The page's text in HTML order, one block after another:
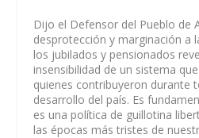
Dijo el Defensor del Pueblo de
desprotección y marginación a
los jubilados y pensionados
insensibilidad de un sistema
quienes contribuyeron durante
desarrollo del país. Es
es una política de guillotina
las épocas más tristes de